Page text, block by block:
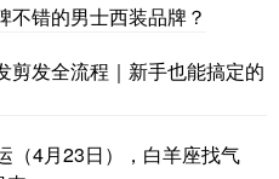
不错的男士西装品牌？
剪发全流程｜新手也能搞定的
（4月23日），白羊座找气